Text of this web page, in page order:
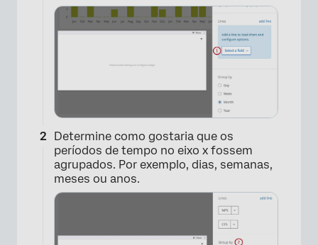
Determine como gostaria que os
períodos de tempo no eixo x fossem
agrupados. Por exemplo, dias, semanas,
meses ou anos.